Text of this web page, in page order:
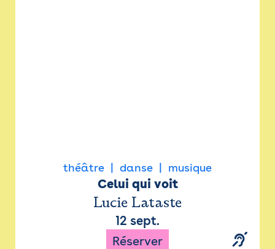
théâtre danse musique
Celui qui voit
Lucie Lataste
12 sept.
Réserver